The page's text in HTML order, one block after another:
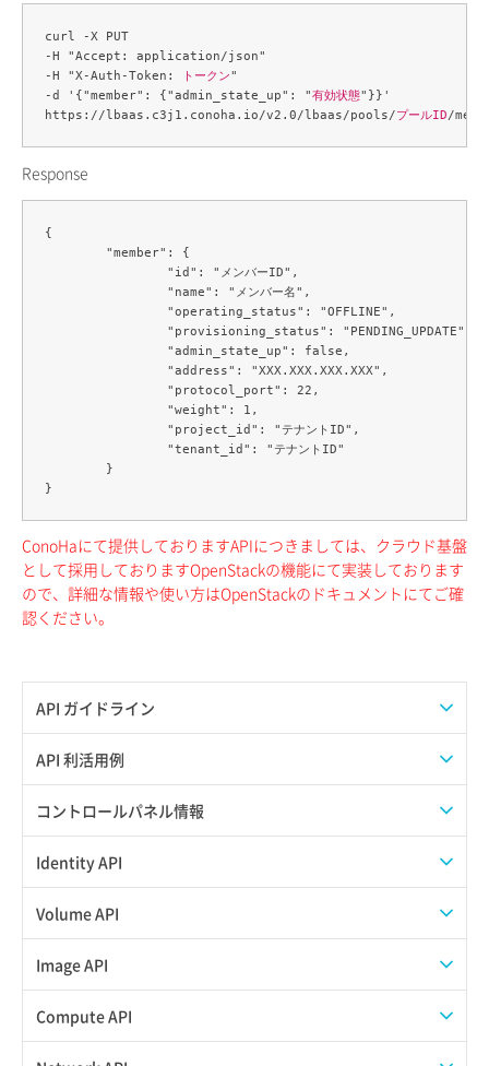
API ガイドライン
APIのご利用について
API 利活用例
APIでAPIサブユーザーを作成する
APIでVPSにISOイメージを挿入する
APIでVPSを作成する
コントロールパネル情報
APIユーザーを作成する
API情報を確認する
Identity API
Credential一覧取得
Credential作成
Credential削除
Volume API
スナップショット一覧取得
スナップショット作成
スナップショット削除
Image API
ISOイメージアップロード
ISOイメージ作成
Compute API
curl -X PUT
-H "Accept: application/json"
-H "X-Auth-Token:
トークン"
-d '{"member": {"admin_state_up": "有効状態"}}'
https://lbaas.c3j1.conoha.io/v2.0/lbaas/pools/プールID/
Response
{
ConoHaにて提供しておりますAPIにつきましては、クラウド基盤
として採用しておりますOpenStackの機能にて実装しております
ので、詳細な情報や使い方はOpenStackのドキュメントにてご確
認ください。